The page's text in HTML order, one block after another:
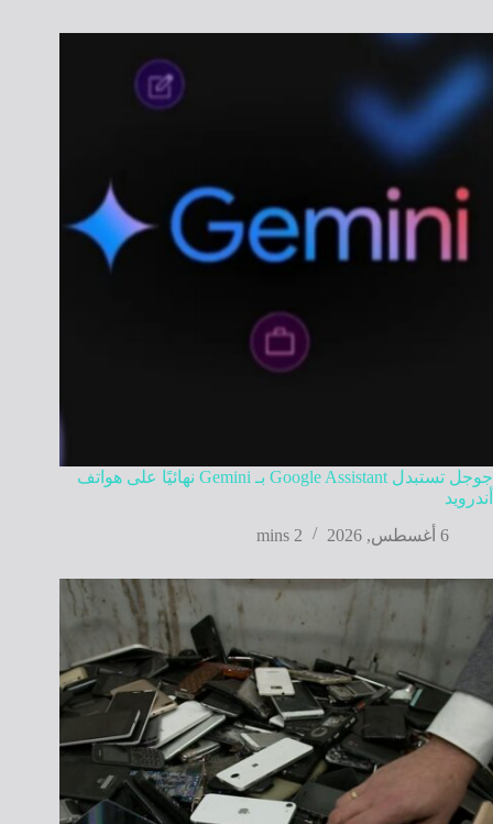
جوجل تستبدل Google Assistant بـ Gemini نهائيًا على هواتف
أندرويد
6 أغسطس, 2026
2 mins